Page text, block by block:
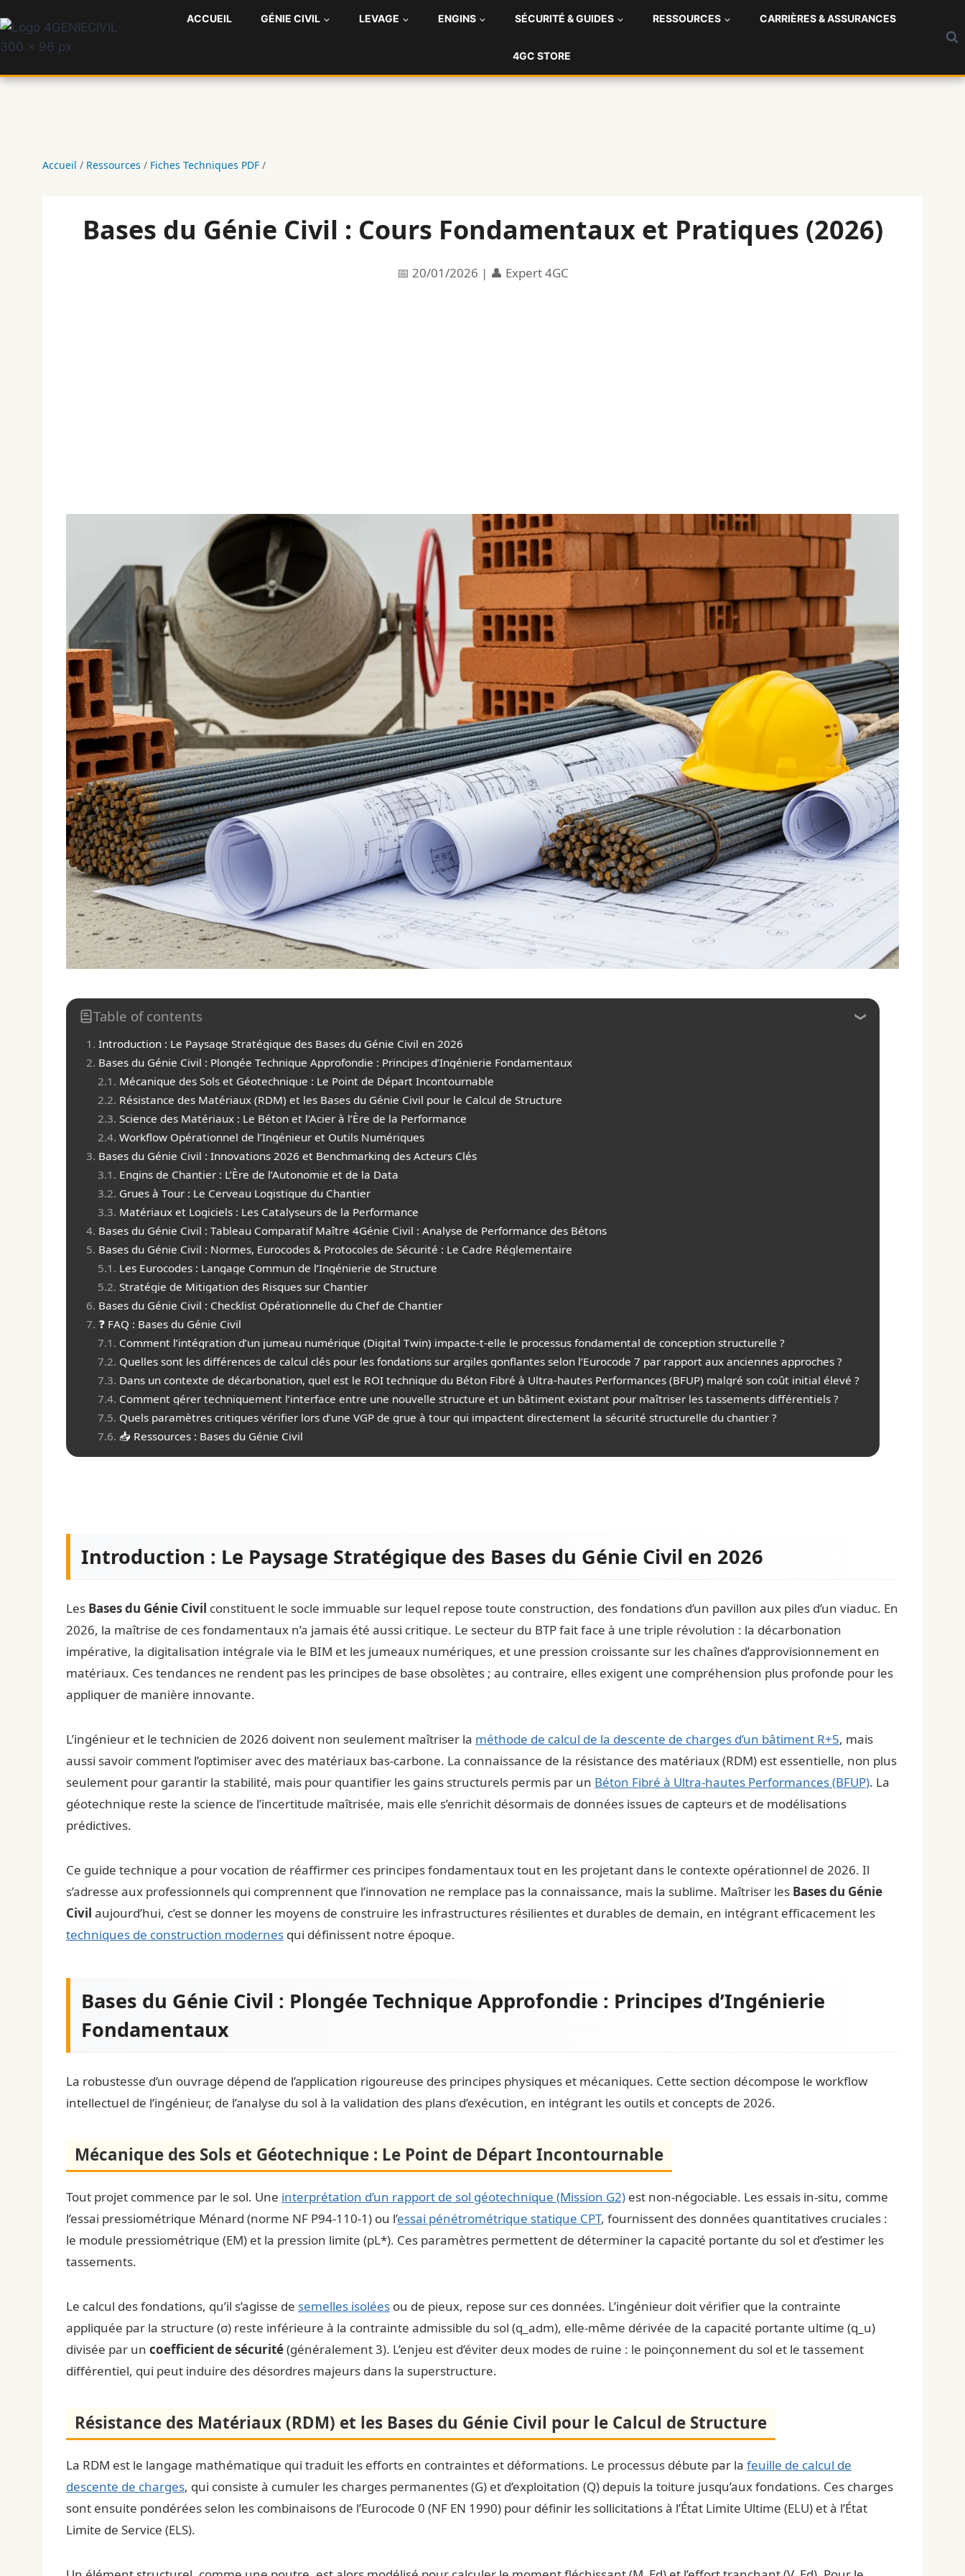
au
contenu
ACCUEIL GÉNIE CIVIL LEVAGE ENGINS SÉCURITÉ & GUIDES RESSOURCES CARRIÈRES & ASSURANCES
4GC STORE
Accueil / Ressources / Fiches Techniques PDF /
Bases du Génie Civil : Cours Fondamentaux et Pratiques (2026)
📅 20/01/2026 | 👤 Expert 4GC
Table of contents
Introduction : Le Paysage Stratégique des Bases du Génie Civil en 2026
Bases du Génie Civil : Plongée Technique Approfondie : Principes d’Ingénierie Fondamentaux
Mécanique des Sols et Géotechnique : Le Point de Départ Incontournable
Résistance des Matériaux (RDM) et les Bases du Génie Civil pour le Calcul de Structure
Science des Matériaux : Le Béton et l’Acier à l’Ère de la Performance
Workflow Opérationnel de l’Ingénieur et Outils Numériques
Bases du Génie Civil : Innovations 2026 et Benchmarking des Acteurs Clés
Engins de Chantier : L’Ère de l’Autonomie et de la Data
Grues à Tour : Le Cerveau Logistique du Chantier
Matériaux et Logiciels : Les Catalyseurs de la Performance
Bases du Génie Civil : Tableau Comparatif Maître 4Génie Civil : Analyse de Performance des Bétons
Bases du Génie Civil : Normes, Eurocodes & Protocoles de Sécurité : Le Cadre Réglementaire
Les Eurocodes : Langage Commun de l’Ingénierie de Structure
Stratégie de Mitigation des Risques sur Chantier
Bases du Génie Civil : Checklist Opérationnelle du Chef de Chantier
❓ FAQ : Bases du Génie Civil
Comment l’intégration d’un jumeau numérique (Digital Twin) impacte-t-elle le processus fondamental de conception structurelle ?
Quelles sont les différences de calcul clés pour les fondations sur argiles gonflantes selon l’Eurocode 7 par rapport aux anciennes approches ?
Dans un contexte de décarbonation, quel est le ROI technique du Béton Fibré à Ultra-hautes Performances (BFUP) malgré son coût initial élevé ?
Comment gérer techniquement l’interface entre une nouvelle structure et un bâtiment existant pour maîtriser les tassements différentiels ?
Quels paramètres critiques vérifier lors d’une VGP de grue à tour qui impactent directement la sécurité structurelle du chantier ?
📥 Ressources : Bases du Génie Civil
Introduction : Le Paysage Stratégique des Bases du Génie Civil en 2026
Les Bases du Génie Civil constituent le socle immuable sur lequel repose toute construction, des fondations d’un pavillon aux piles d’un viaduc. En
2026, la maîtrise de ces fondamentaux n’a jamais été aussi critique. Le secteur du BTP fait face à une triple révolution : la décarbonation
impérative, la digitalisation intégrale via le BIM et les jumeaux numériques, et une pression croissante sur les chaînes d’approvisionnement en
matériaux. Ces tendances ne rendent pas les principes de base obsolètes ; au contraire, elles exigent une compréhension plus profonde pour les
appliquer de manière innovante.
L’ingénieur et le technicien de 2026 doivent non seulement maîtriser la méthode de calcul de la descente de charges d’un bâtiment R+5, mais
aussi savoir comment l’optimiser avec des matériaux bas-carbone. La connaissance de la résistance des matériaux (RDM) est essentielle, non plus
seulement pour garantir la stabilité, mais pour quantifier les gains structurels permis par un Béton Fibré à Ultra-hautes Performances (BFUP). La
géotechnique reste la science de l’incertitude maîtrisée, mais elle s’enrichit désormais de données issues de capteurs et de modélisations
prédictives.
Ce guide technique a pour vocation de réaffirmer ces principes fondamentaux tout en les projetant dans le contexte opérationnel de 2026. Il
s’adresse aux professionnels qui comprennent que l’innovation ne remplace pas la connaissance, mais la sublime. Maîtriser les Bases du Génie
Civil aujourd’hui, c’est se donner les moyens de construire les infrastructures résilientes et durables de demain, en intégrant efficacement les
techniques de construction modernes qui définissent notre époque.
Bases du Génie Civil : Plongée Technique Approfondie : Principes d’Ingénierie
Fondamentaux
La robustesse d’un ouvrage dépend de l’application rigoureuse des principes physiques et mécaniques. Cette section décompose le workflow
intellectuel de l’ingénieur, de l’analyse du sol à la validation des plans d’exécution, en intégrant les outils et concepts de 2026.
Mécanique des Sols et Géotechnique : Le Point de Départ Incontournable
Tout projet commence par le sol. Une interprétation d’un rapport de sol géotechnique (Mission G2) est non-négociable. Les essais in-situ, comme
l’essai pressiométrique Ménard (norme NF P94-110-1) ou l’essai pénétrométrique statique CPT, fournissent des données quantitatives cruciales :
le module pressiométrique (EM) et la pression limite (pL*). Ces paramètres permettent de déterminer la capacité portante du sol et d’estimer les
tassements.
Le calcul des fondations, qu’il s’agisse de semelles isolées ou de pieux, repose sur ces données. L’ingénieur doit vérifier que la contrainte
appliquée par la structure (σ) reste inférieure à la contrainte admissible du sol (q_adm), elle-même dérivée de la capacité portante ultime (q_u)
divisée par un coefficient de sécurité(généralement 3). L’enjeu est d’éviter deux modes de ruine : le poinçonnement du sol et le tassement
différentiel, qui peut induire des désordres majeurs dans la superstructure.
Résistance des Matériaux (RDM) et les Bases du Génie Civil pour le Calcul de Structure
La RDM est le langage mathématique qui traduit les efforts en contraintes et déformations. Le processus débute par la feuille de calcul de
descente de charges, qui consiste à cumuler les charges permanentes (G) et d’exploitation (Q) depuis la toiture jusqu’aux fondations. Ces charges
sont ensuite pondérées selon les combinaisons de l’Eurocode 0 (NF EN 1990) pour définir les sollicitations à l’État Limite Ultime (ELU) et à l’État
Limite de Service (ELS).